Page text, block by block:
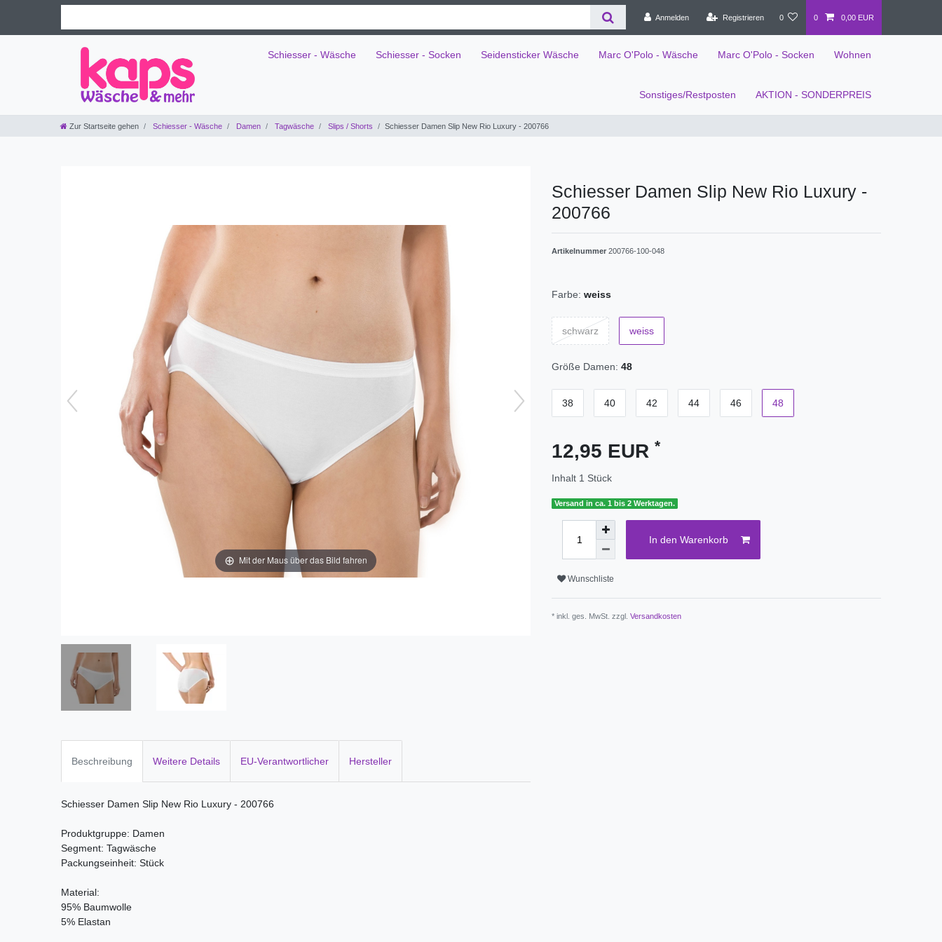
Anmelden Registrieren 0 0 0,00 EUR
Schiesser - Wäsche Schiesser - Socken Seidensticker Wäsche Marc O'Polo - Wäsche Marc O'Polo - Socken Wohnen
Sonstiges/Restposten AKTION - SONDERPREIS
Zur Startseite gehen Schiesser - Wäsche Damen Tagwäsche Slips / Shorts Schiesser Damen Slip New Rio Luxury - 200766
Mit der Maus über das Bild fahren
Schiesser Damen Slip New Rio Luxury -
200766
Artikelnummer 200766-100-048
Farbe: weiss
schwarz weiss
Größe Damen: 48
38 40 42 44 46 48
12,95 EUR *
Inhalt 1 Stück
Versand in ca. 1 bis 2 Werktagen.
In den Warenkorb
Wunschliste
* inkl. ges. MwSt. zzgl. Versandkosten
Beschreibung Weitere Details EU-Verantwortlicher Hersteller
Schiesser Damen Slip New Rio Luxury - 200766
Produktgruppe: Damen
Segment: Tagwäsche
Packungseinheit: Stück
Material:
95% Baumwolle
5% Elastan